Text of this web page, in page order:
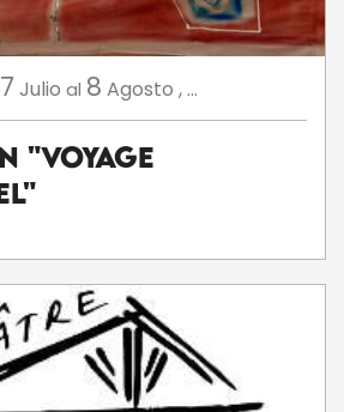
Julio al 8 Agosto , ...
"Voyage